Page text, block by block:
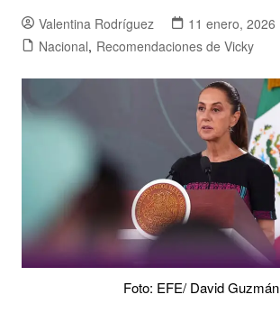
Valentina Rodríguez
11 enero, 2026
Nacional, Recomendaciones de Vicky
Foto: EFE/ David Guzmán